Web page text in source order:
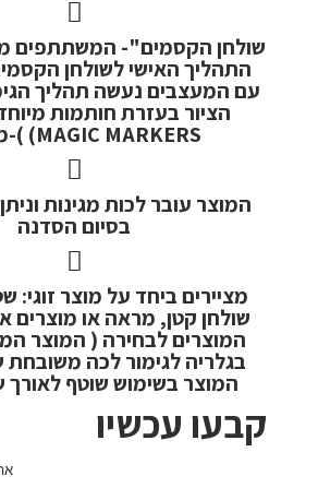
התהליך האישי לשולחן
עם המעצבים נעשה תהליך
הציור בעזרת חותמות
מרקרס-( (MAGIC MARKERS
המוצר עובר לכות מגינות
בסיום הסדנה
מציירים ביחד על מוצר זוגי:
שולחן קטן, מראה או מוצרים
המוצרים לבחירה ( המוצר
בגלריה לגימור לכה
המוצר בשימוש שוטף לאורך
קבעו עכשיו